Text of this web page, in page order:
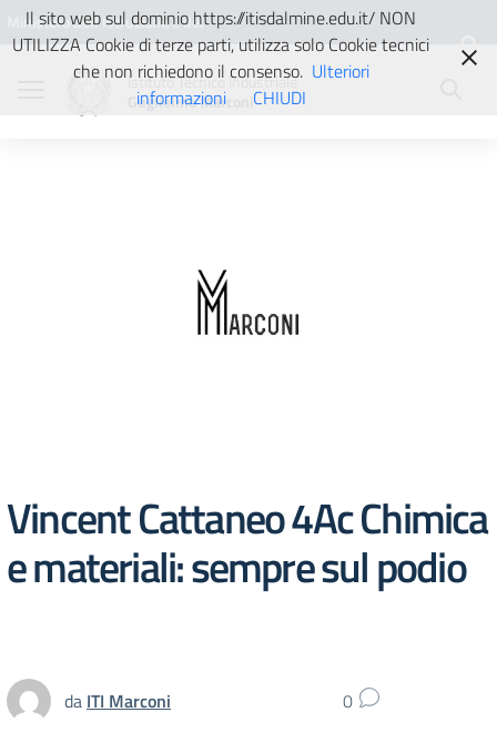
Vai ai contenuti
Vai al menu di navigazione
Vai al footer
Ministero dell'Istruzione e del
Istituto Tecnico Industriale
Guglielmo Marconi
Vincent Cattaneo 4Ac Chimica
e materiali: sempre sul podio
da ITI Marconi 0
Il sito web sul dominio https://itisdalmine.edu.it/ NON
UTILIZZA Cookie di terze parti, utilizza solo Cookie tecnici
che non richiedono il consenso. Ulteriori
informazioni
CHIUDI